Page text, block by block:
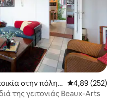
στην πόλη
Μέση
4,89 (252)
της γειτονιάς Beaux-Arts